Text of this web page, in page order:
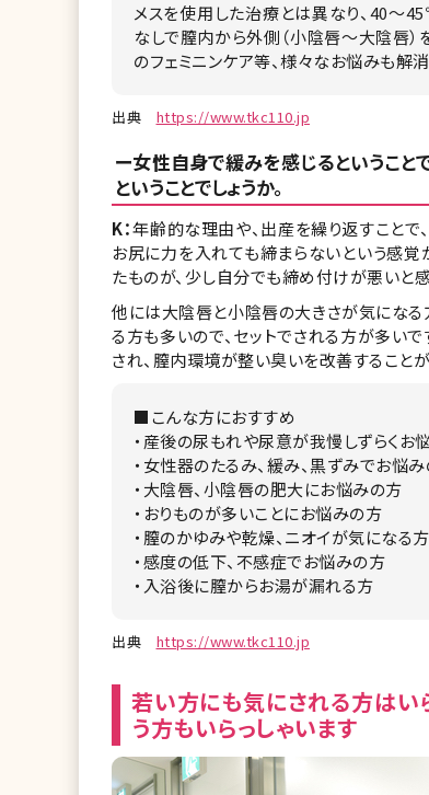
メスを使用した治療とは異なり、40～
なしで膣内から外側（小陰唇～大陰唇）
のフェミニンケア等、様々なお悩みも解
出典 https://www.tkc110.jp
ー女性自身で緩みを感じるというこ
ということでしょうか。
K：年齢的な理由や、出産を繰り返すことで
お尻に力を入れても締まらないという感覚
たものが、少し自分でも締め付けが悪いと
他には大陰唇と小陰唇の大きさが気にな
る方も多いので、セットでされる方が多い
され、膣内環境が整い臭いを改善することが
■こんな方におすすめ
・産後の尿もれや尿意が我慢しずらくお
・女性器のたるみ、緩み、黒ずみでお悩
・大陰唇、小陰唇の肥大にお悩みの方
・おりものが多いことにお悩みの方
・膣のかゆみや乾燥、ニオイが気になる方
・感度の低下、不感症でお悩みの方
・入浴後に膣からお湯が漏れる方
出典 https://www.tkc110.jp
若い方にも気にされる方はい
う方もいらっしゃいます